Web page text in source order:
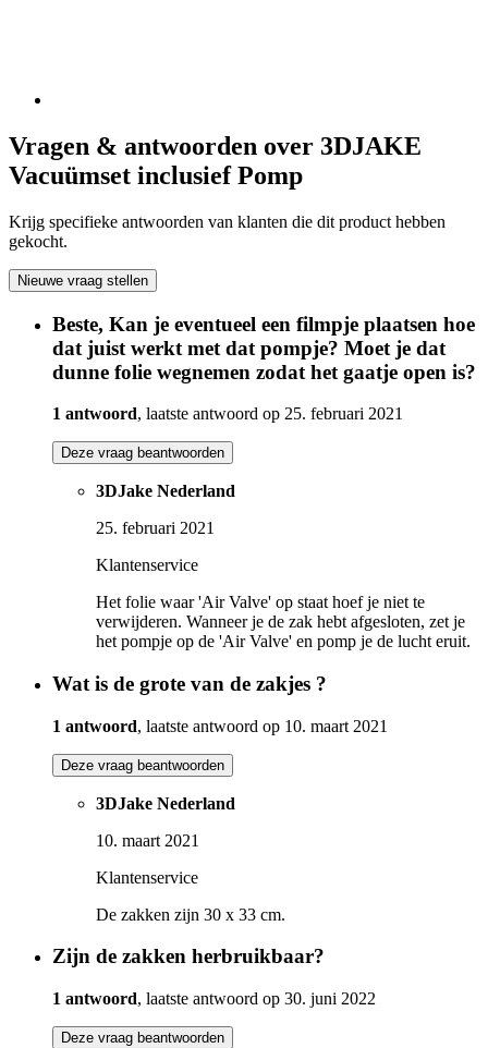
Vragen & antwoorden over 3DJAKE
Vacuümset inclusief Pomp
Krijg specifieke antwoorden van klanten die dit product hebben
gekocht.
Nieuwe vraag stellen
Beste, Kan je eventueel een filmpje plaatsen hoe
dat juist werkt met dat pompje? Moet je dat
dunne folie wegnemen zodat het gaatje open is?
1 antwoord, laatste antwoord op 25. februari 2021
Deze vraag beantwoorden
3DJake Nederland
25. februari 2021
Klantenservice
Het folie waar 'Air Valve' op staat hoef je niet te
verwijderen. Wanneer je de zak hebt afgesloten, zet je
het pompje op de 'Air Valve' en pomp je de lucht eruit.
Wat is de grote van de zakjes ?
1 antwoord, laatste antwoord op 10. maart 2021
Deze vraag beantwoorden
3DJake Nederland
10. maart 2021
Klantenservice
De zakken zijn 30 x 33 cm.
Zijn de zakken herbruikbaar?
1 antwoord, laatste antwoord op 30. juni 2022
Deze vraag beantwoorden